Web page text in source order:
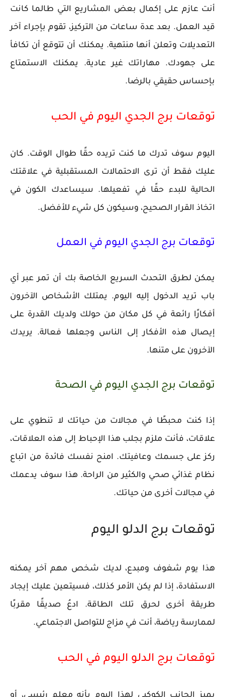
أنت عازم على إكمال بعض المشاريع التي طالما كانت
قيد العمل. بعد عدة ساعات من التركيز، تقوم بإجراء آخر
التعديلات وتعلن أنها منتهية. يمكنك أن تتوقع أن تكافأ
على جهودك. مهاراتك غير عادية. يمكنك الاستمتاع
بإحساس حقيقي بالرضا.
توقعات برج الجدي اليوم في الحب
اليوم سوف تدرك ما كنت تريده حقًا طوال الوقت. كان
عليك فقط أن ترى الاحتمالات المستقبلية في علاقتك
الحالية للبدء حقًا في تفعيلها. سيساعدك الكون في
اتخاذ القرار الصحيح، وسيكون كل شيء للأفضل.
توقعات برج الجدي اليوم في العمل
يمكن لطرق التحدث السريع الخاصة بك أن تمر عبر أي
باب تريد الدخول إليه اليوم. يمتلك الأشخاص الآخرون
أفكارًا رائعة في كل مكان من حولك ولديك القدرة على
إيصال هذه الأفكار إلى الناس وجعلها فعالة. يريدك
الآخرون على متنها.
توقعات برج الجدي اليوم في الصحة
إذا كنت محبطًا في مجالات من حياتك لا تنطوي على
علاقات، فأنت ملزم بجلب هذا الإحباط إلى هذه العلاقات،
ركز على جسمك وعافيتك. امنح نفسك فائدة من اتباع
نظام غذائي صحي والكثير من الراحة. هذا سوف يدعمك
في مجالات أخرى من حياتك.
توقعات برج الدلو اليوم
هذا يوم شغوف ومبدع، لديك شخص مهم آخر يمكنه
الاستفادة، إذا لم يكن الأمر كذلك، فسيتعين عليك إيجاد
طريقة أخرى لحرق تلك الطاقة. ادعُ صديقًا مقربًا
لممارسة رياضة، أنت في مزاج للتواصل الاجتماعي.
توقعات برج الدلو اليوم في الحب